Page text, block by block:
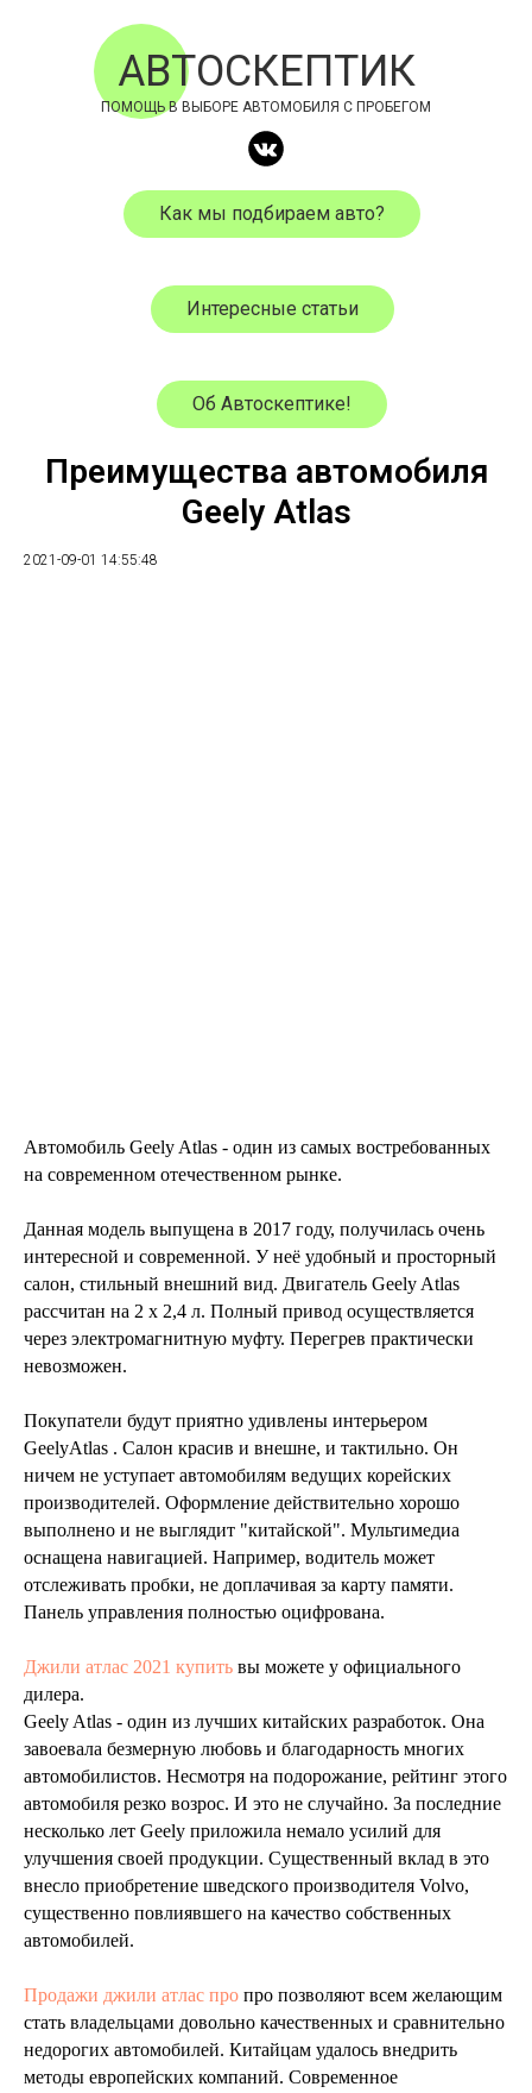
АВТОСКЕПТИК
ПОМОЩЬ В ВЫБОРЕ АВТОМОБИЛЯ С ПРОБЕГОМ
Как мы подбираем авто?
Интересные статьи
Об Автоскептике!
Преимущества автомобиля
Geely Atlas
2021-09-01 14:55:48
Автомобиль Geely Atlas - один из самых востребованных
на современном отечественном рынке.
Данная модель выпущена в 2017 году, получилась очень
интересной и современной. У неё удобный и просторный
салон, стильный внешний вид. Двигатель Geely Atlas
рассчитан на 2 х 2,4 л. Полный привод осуществляется
через электромагнитную муфту. Перегрев практически
невозможен.
Покупатели будут приятно удивлены интерьером
GeelyAtlas . Салон красив и внешне, и тактильно. Он
ничем не уступает автомобилям ведущих корейских
производителей. Оформление действительно хорошо
выполнено и не выглядит "китайской". Мультимедиа
оснащена навигацией. Например, водитель может
отслеживать пробки, не доплачивая за карту памяти.
Панель управления полностью оцифрована.
Джили атлас 2021 купить вы можете у официального
дилера.
Geely Atlas - один из лучших китайских разработок. Она
завоевала безмерную любовь и благодарность многих
автомобилистов. Несмотря на подорожание, рейтинг этого
автомобиля резко возрос. И это не случайно. За последние
несколько лет Geely приложила немало усилий для
улучшения своей продукции. Существенный вклад в это
внесло приобретение шведского производителя Volvo,
существенно повлиявшего на качество собственных
автомобилей.
Продажи джили атлас про про позволяют всем желающим
стать владельцами довольно качественных и сравнительно
недорогих автомобилей. Китайцам удалось внедрить
методы европейских компаний. Современное